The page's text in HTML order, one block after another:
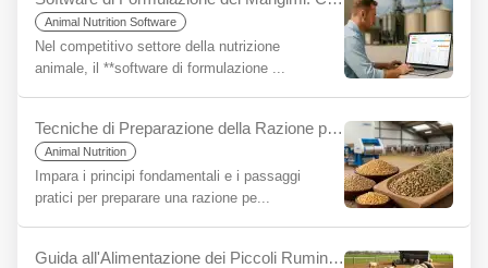
Animal Nutrition Software
Nel competitivo settore della nutrizione
animale, il **software di formulazione ...
Tecniche di Preparazione della Razione per Principianti
Animal Nutrition
Impara i principi fondamentali e i passaggi
pratici per preparare una razione pe...
Guida all'Alimentazione dei Piccoli Ruminanti per Principianti